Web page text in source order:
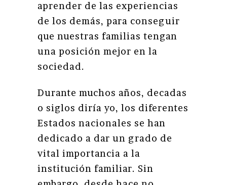
aprender de las experiencias
de los demás, para conseguir
que nuestras familias tengan
una posición mejor en la
sociedad.
Durante muchos años, decadas
o siglos diría yo, los diferentes
Estados nacionales se han
dedicado a dar un grado de
vital importancia a la
institución familiar. Sin